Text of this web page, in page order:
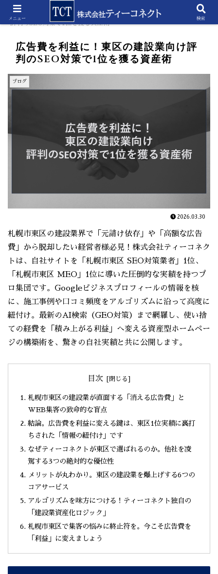
ホーム ブログ
広告費を利益に！東区の建設業向け
評判のSEO対策で1位を獲る資産術
広告費を利益に！東区の建設業向け評
判のSEO対策で1位を獲る資産術
ブログ
2026.03.30
札幌市東区の建設業界で「元請け依存」や「高額な広告
費」から脱却したい経営者様必見！株式会社ティーコネク
トは、自社サイトを「札幌市東区 SEO対策業者」1位、
「札幌市東区 MEO」1位に導いた圧倒的な実績を持つプ
ロ集団です。Googleビジネスプロフィールの情報を核
に、施工事例や口コミ頻度をアルゴリズムに沿って高度に
紐付け。最新のAI検索（GEO対策）まで網羅し、使い捨
ての経費を「積み上がる利益」へ変える資産型ホームペー
ジの構築術を、驚きの自社実績と共に公開します。
目次
札幌市東区の建設業が直面する「消える広告費」と
WEB集客の致命的な盲点
結論。広告費を利益に変える鍵は、東区1位実績に裏打
ちされた「情報の紐付け」です
なぜティーコネクトが東区で選ばれるのか。他社を凌
駕する3つの絶対的な優位性
メリットが丸わかり。東区の建設業を爆上げする6つの
コアサービス
アルゴリズムを味方につける！ティーコネクト独自の
「建設業資産化ロジック」
札幌市東区で集客の悩みに終止符を。今こそ広告費を
「利益」に変えましょう
メニュー 検索